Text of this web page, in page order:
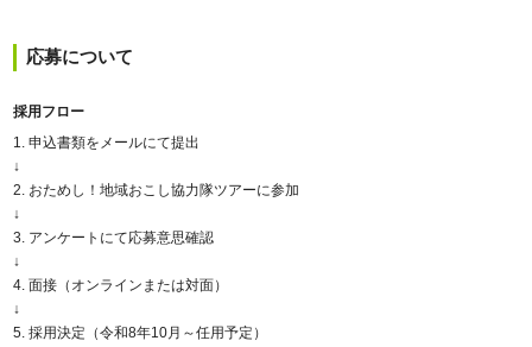
応募について
採用フロー
1. 申込書類をメールにて提出
↓
2. おためし！地域おこし協力隊ツアーに参加
↓
3. アンケートにて応募意思確認
↓
4. 面接（オンラインまたは対面）
↓
5. 採用決定（令和8年10月～任用予定）